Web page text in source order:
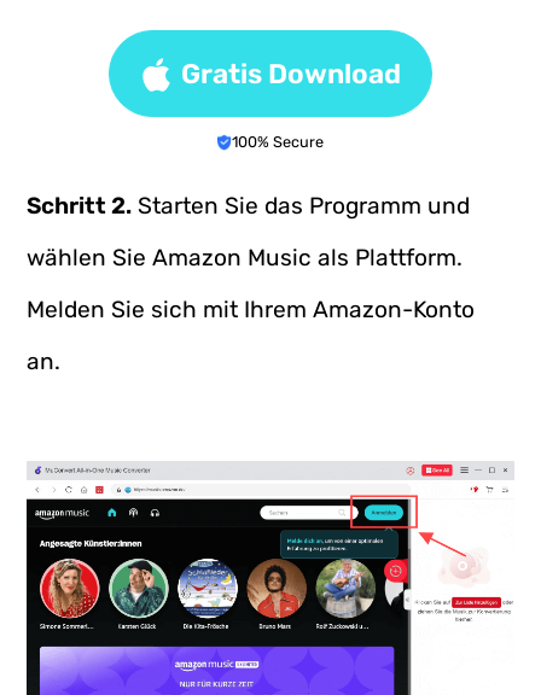
Gratis Download
100% Secure
Schritt 2. Starten Sie das Programm und
wählen Sie Amazon Music als Plattform.
Melden Sie sich mit Ihrem Amazon-Konto
an.